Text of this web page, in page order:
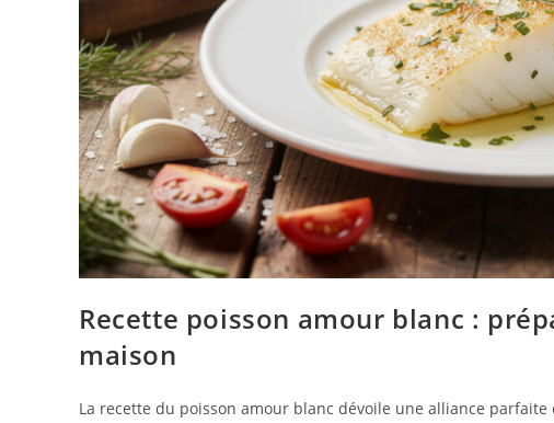
Recette poisson amour blanc :
maison
La recette du poisson amour blanc dévoile une alliance